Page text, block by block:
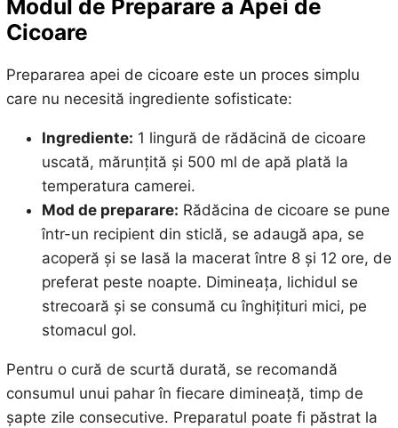
Modul de Preparare a Apei de
Cicoare
Prepararea apei de cicoare este un proces simplu
care nu necesită ingrediente sofisticate:
Ingrediente: 1 lingură de rădăcină de cicoare
uscată, mărunțită și 500 ml de apă plată la
temperatura camerei.
Mod de preparare: Rădăcina de cicoare se pune
într-un recipient din sticlă, se adaugă apa, se
acoperă și se lasă la macerat între 8 și 12 ore, de
preferat peste noapte. Dimineața, lichidul se
strecoară și se consumă cu înghițituri mici, pe
stomacul gol.
Pentru o cură de scurtă durată, se recomandă
consumul unui pahar în fiecare dimineață, timp de
șapte zile consecutive. Preparatul poate fi păstrat la